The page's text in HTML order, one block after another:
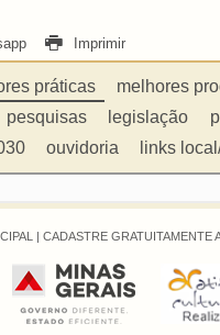
Imprimir
práticas melhores
pesquisas legislação
ouvidoria links
| CADASTRE GRATUITAMENTE